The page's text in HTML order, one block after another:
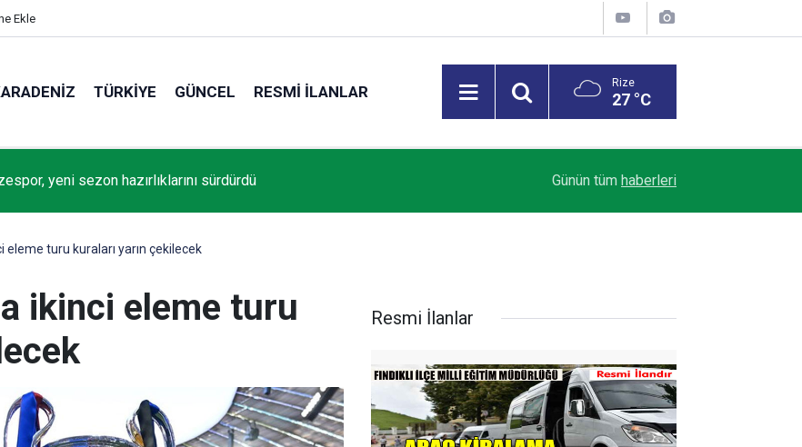
Ekle
TÜRKIYE GÜNCEL RESMI İLANLAR Rize
27 °C
yeni sezon hazırlıklarını sürdürdü Rize’de mevsimlik çay işçileri arasında sıra
Günün tüm haberleri
eleme turu kuraları yarın çekilecek
ikinci eleme turu
Resmi İlanlar